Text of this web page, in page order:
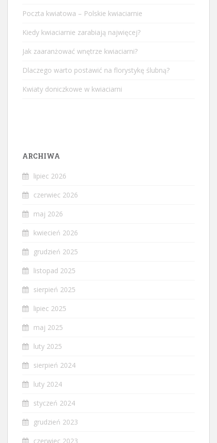
Poczta kwiatowa – Polskie kwiaciarnie
Kiedy kwiaciarnie zarabiają najwięcej?
Jak zaaranżować wnętrze kwiaciarni?
Dlaczego warto postawić na florystykę ślubną?
Kwiaty doniczkowe w kwiaciarni
ARCHIWA
lipiec 2026
czerwiec 2026
maj 2026
kwiecień 2026
grudzień 2025
listopad 2025
sierpień 2025
lipiec 2025
maj 2025
luty 2025
sierpień 2024
luty 2024
styczeń 2024
grudzień 2023
czerwiec 2023